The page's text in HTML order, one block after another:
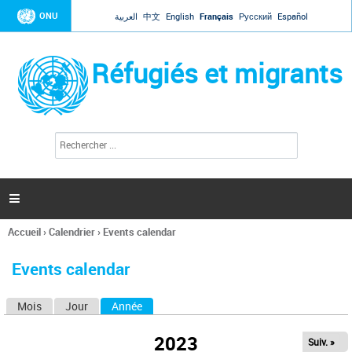
Jump to navigation
ONU العربية 中文 English Français Русский Español
Réfugiés et migrants
l
c
h
e

Vous
ici
Accueil›Calendrier› Events calendar
Events calendar
Mois Jour Année
2023 Suiv. »